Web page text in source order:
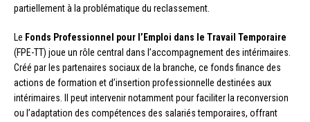
partiellement à la problématique du reclassement.
Le Fonds Professionnel pour l’Emploi dans le Travail Temporaire
(FPE-TT) joue un rôle central dans l’accompagnement des intérimaires.
Créé par les partenaires sociaux de la branche, ce fonds finance des
actions de formation et d’insertion professionnelle destinées aux
intérimaires. Il peut intervenir notamment pour faciliter la reconversion
ou l’adaptation des compétences des salariés temporaires, offrant